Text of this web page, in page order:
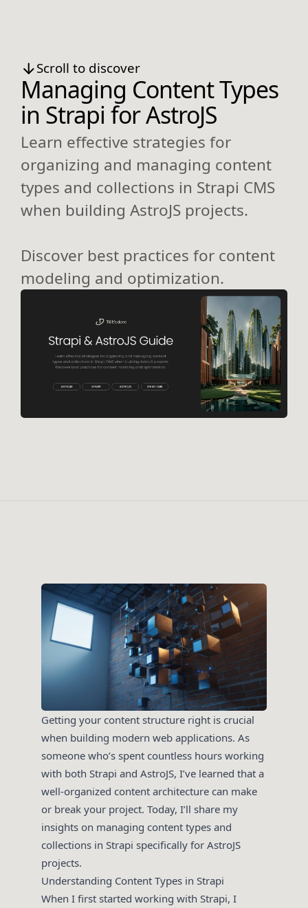
Scroll to discover
Managing Content Types
in Strapi for AstroJS
Learn effective strategies for
organizing and managing content
types and collections in Strapi CMS
when building AstroJS projects.
Discover best practices for content
modeling and optimization.
Getting your content structure right is crucial
when building modern web applications. As
someone who’s spent countless hours working
with both Strapi and AstroJS, I’ve learned that a
well-organized content architecture can make
or break your project. Today, I’ll share my
insights on managing content types and
collections in Strapi specifically for AstroJS
projects.
Understanding Content Types in Strapi
When I first started working with Strapi, I